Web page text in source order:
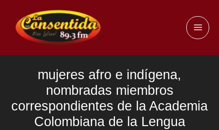
contenido
mujeres afro e indígena,
nombradas miembros
correspondientes de la Academia
Colombiana de la Lengua